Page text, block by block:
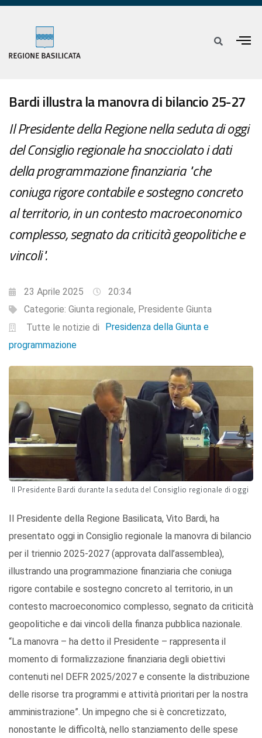
Bardi illustra la manovra di bilancio 25-27
Il Presidente della Regione nella seduta di oggi
del Consiglio regionale ha snocciolato i dati
della programmazione finanziaria "che
coniuga rigore contabile e sostegno concreto
al territorio, in un contesto macroeconomico
complesso, segnato da criticità geopolitiche e
vincoli".
23 Aprile 2025
20:34
Categorie: Giunta regionale, Presidente Giunta
Tutte le notizie di
Presidenza della Giunta e
programmazione
Il Presidente Bardi durante la seduta del Consiglio regionale di oggi
Il Presidente della Regione Basilicata, Vito Bardi, ha
presentato oggi in Consiglio regionale la manovra di bilancio
per il triennio 2025-2027 (approvata dall’assemblea),
illustrando una programmazione finanziaria che coniuga
rigore contabile e sostegno concreto al territorio, in un
contesto macroeconomico complesso, segnato da criticità
geopolitiche e dai vincoli della finanza pubblica nazionale.
“La manovra – ha detto il Presidente – rappresenta il
momento di formalizzazione finanziaria degli obiettivi
contenuti nel DEFR 2025/2027 e consente la distribuzione
delle risorse tra programmi e attività prioritari per la nostra
amministrazione”. Un impegno che si è concretizzato,
nonostante le difficoltà, nello stanziamento delle spese